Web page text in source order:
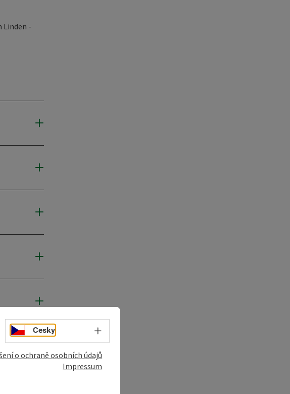
Linden -
Cesky Volba jazyka - Otevřít menu
o ochraně osobních údajů
Impressum